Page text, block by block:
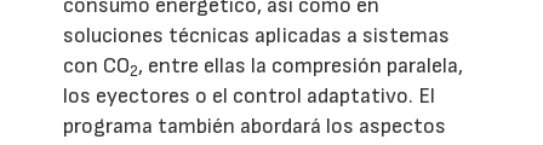
consumo energético, así como en
soluciones técnicas aplicadas a sistemas
con CO2, entre ellas la compresión paralela,
los eyectores o el control adaptativo. El
programa también abordará los aspectos